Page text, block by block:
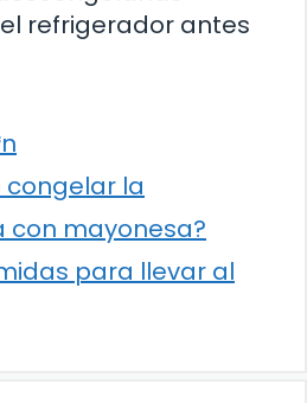
refrigerador antes
congelar la
con mayonesa?
para llevar al